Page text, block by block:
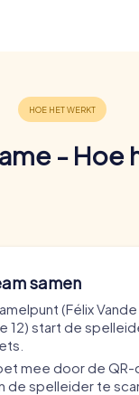
- Hoe
samen
(Félix Vande
12) start de
mee door de
de spelleider te